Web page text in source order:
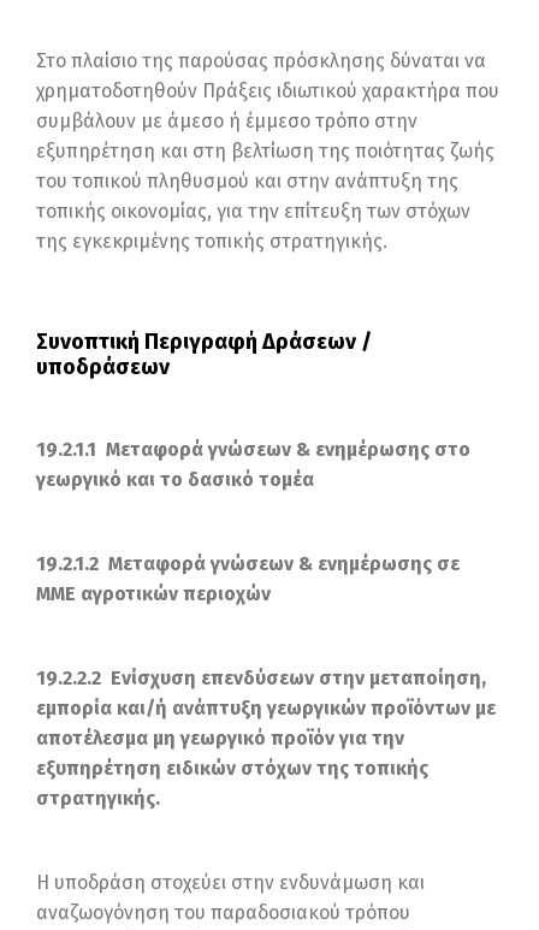
Στο πλαίσιο της παρούσας πρόσκλησης δύναται να
χρηματοδοτηθούν Πράξεις ιδιωτικού χαρακτήρα που
συμβάλουν με άμεσο ή έμμεσο τρόπο στην
εξυπηρέτηση και στη βελτίωση της ποιότητας ζωής
του τοπικού πληθυσμού και στην ανάπτυξη της
τοπικής οικονομίας, για την επίτευξη των στόχων
της εγκεκριμένης τοπικής στρατηγικής.
Συνοπτική Περιγραφή Δράσεων /
υποδράσεων
19.2.1.1 Μεταφορά γνώσεων & ενημέρωσης στο
γεωργικό και το δασικό τομέα
19.2.1.2 Μεταφορά γνώσεων & ενημέρωσης σε
ΜΜΕ αγροτικών περιοχών
19.2.2.2 Ενίσχυση επενδύσεων στην μεταποίηση,
εμπορία και/ή ανάπτυξη γεωργικών προϊόντων με
αποτέλεσμα μη γεωργικό προϊόν για την
εξυπηρέτηση ειδικών στόχων της τοπικής
στρατηγικής.
Η υποδράση στοχεύει στην ενδυνάμωση και
αναζωογόνηση του παραδοσιακού τρόπου